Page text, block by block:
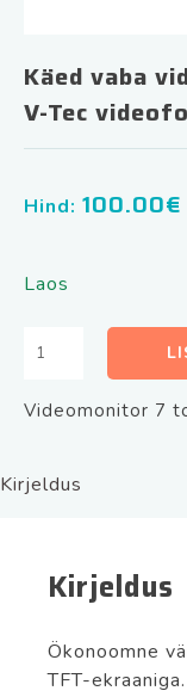
Käed vaba
V-Tec
Hind: 100.00€
Laos
Käed
videomonitor
tolli
kogus
Videomonitor 7
Kirjeldus
Kirjeldus
Ökonoomne
TFT-ekraaniga.